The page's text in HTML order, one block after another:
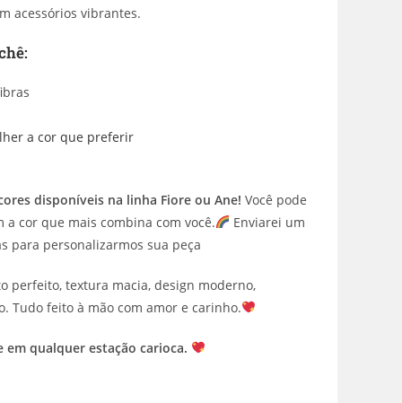
acessórios vibrantes.
a cor que preferir
disponíveis na linha Fiore ou Ane! Você pode
cor que mais combina com você.
Enviarei um
para personalizarmos sua peça
perfeito, textura macia, design moderno,
Tudo feito à mão com amor e carinho.
em qualquer estação carioca.